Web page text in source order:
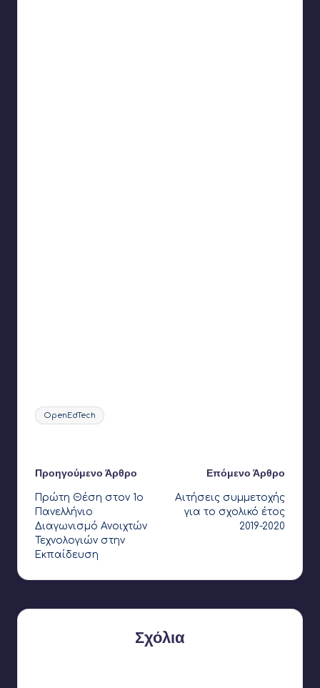
Ετικέτες:
OpenEdTech
Πλοήγηση
δημοσιεύσεων
Προηγούμενο Άρθρο
Πρώτη Θέση στον 1ο
Πανελλήνιο
Διαγωνισμό Ανοιχτών
Τεχνολογιών στην
Εκπαίδευση
Επόμενο Άρθρο
Αιτήσεις συμμετοχής
για το σχολικό έτος
2019-2020
Σχόλια